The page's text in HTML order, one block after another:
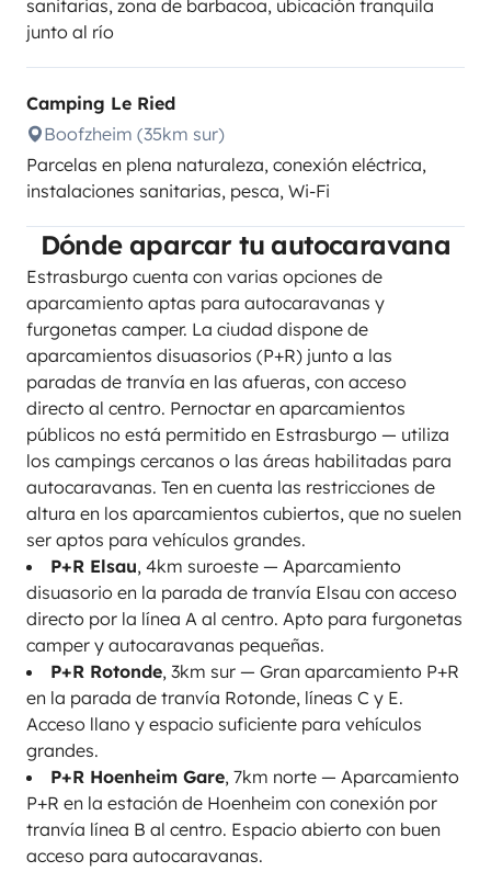
sanitarias, zona de barbacoa, ubicación tranquila
junto al río
Camping Le Ried
Boofzheim (35km sur)
Parcelas en plena naturaleza, conexión eléctrica,
instalaciones sanitarias, pesca, Wi-Fi
Dónde aparcar tu autocaravana
Estrasburgo cuenta con varias opciones de
aparcamiento aptas para autocaravanas y
furgonetas camper. La ciudad dispone de
aparcamientos disuasorios (P+R) junto a las
paradas de tranvía en las afueras, con acceso
directo al centro. Pernoctar en aparcamientos
públicos no está permitido en Estrasburgo — utiliza
los campings cercanos o las áreas habilitadas para
autocaravanas. Ten en cuenta las restricciones de
altura en los aparcamientos cubiertos, que no suelen
ser aptos para vehículos grandes.
P+R Elsau, 4km suroeste — Aparcamiento
disuasorio en la parada de tranvía Elsau con acceso
directo por la línea A al centro. Apto para furgonetas
camper y autocaravanas pequeñas.
P+R Rotonde, 3km sur — Gran aparcamiento P+R
en la parada de tranvía Rotonde, líneas C y E.
Acceso llano y espacio suficiente para vehículos
grandes.
P+R Hoenheim Gare, 7km norte — Aparcamiento
P+R en la estación de Hoenheim con conexión por
tranvía línea B al centro. Espacio abierto con buen
acceso para autocaravanas.